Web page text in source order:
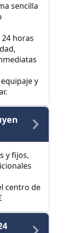
sencilla
horas
y
y fijos,
centro de